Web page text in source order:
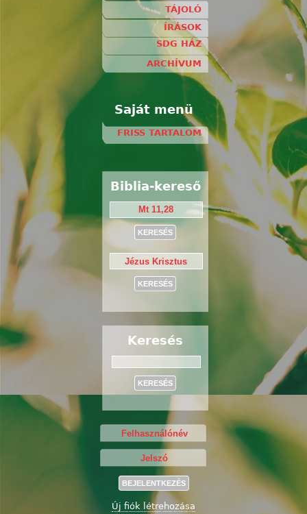
TÁJOLÓ
ÍRÁSOK
SDG HÁZ
ARCHÍVUM
Saját menü
FRISS TARTALOM
Biblia-kereső
Keresés
Új fiók létrehozása